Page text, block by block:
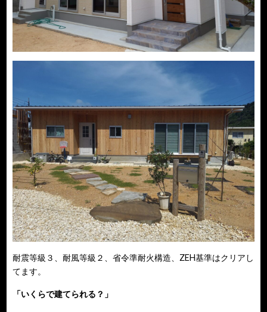
耐震等級３、耐風等級２、省令準耐火構造、ZEH基準はクリアし
てます。
「いくらで建てられる？」